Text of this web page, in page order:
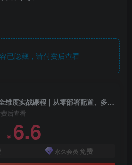
已隐藏，请付费后查看
Hermes Agent智能体全维度实战课程｜从零部署配置、多平台企业接入、Skill工程开发、办公自动化与企业级落地应用教程
后查看
￥ 6.6
永久会员 免费